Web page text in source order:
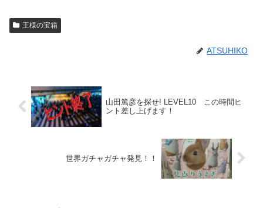
王様の宝箱
ATSUHIKO
山田篤彦を探せ! LEVEL10 この時間ヒ
ント差し上げます！
世界ガチャガチャ発見！！